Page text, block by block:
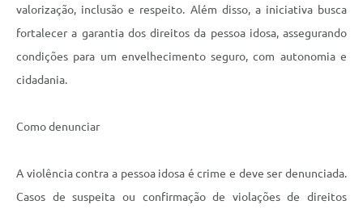
valorização, inclusão e respeito. Além disso, a iniciativa busca
fortalecer a garantia dos direitos da pessoa idosa, assegurando
condições para um envelhecimento seguro, com autonomia e
cidadania.
Como denunciar
A violência contra a pessoa idosa é crime e deve ser denunciada.
Casos de suspeita ou confirmação de violações de direitos